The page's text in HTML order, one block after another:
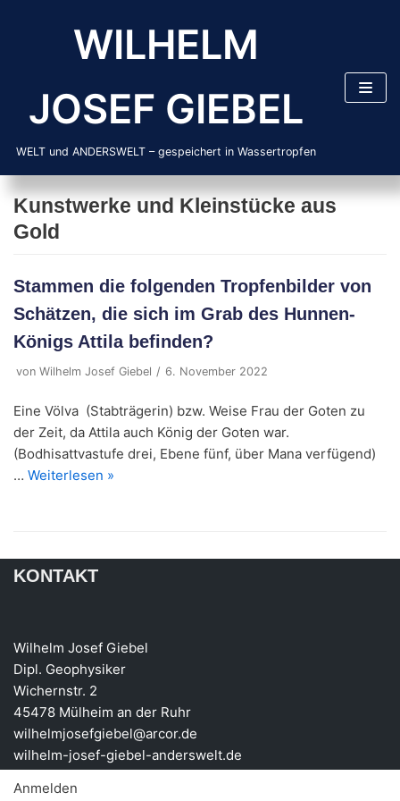
WILHELM
JOSEF GIEBEL
WELT und ANDERSWELT – gespeichert in Wassertropfen
Kunstwerke und Kleinstücke aus
Gold
Stammen die folgenden Tropfenbilder von
Schätzen, die sich im Grab des Hunnen-
Königs Attila befinden?
von Wilhelm Josef Giebel 6. November 2022
Eine Völva (Stabträgerin) bzw. Weise Frau der Goten zu
der Zeit, da Attila auch König der Goten war.
(Bodhisattvastufe drei, Ebene fünf, über Mana verfügend)
… Weiterlesen »
KONTAKT
Wilhelm Josef Giebel
Dipl. Geophysiker
Wichernstr. 2
45478 Mülheim an der Ruhr
wilhelmjosefgiebel@arcor.de
wilhelm-josef-giebel-anderswelt.de
Anmelden